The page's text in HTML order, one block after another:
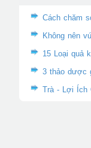
Cách chăm
Không nên
15 Loại quả
3 thảo dược
Trà - Lợi Ích